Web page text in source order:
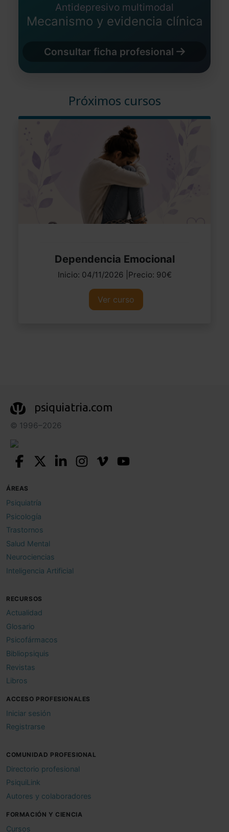
Antidepresivo multimodal
Mecanismo y evidencia clínica
Consultar ficha profesional
Próximos cursos
Dependencia Emocional
Inicio: 04/11/2026 |Precio: 90€
Ver curso
psiquiatria.com
© 1996–2026
ÁREAS
Psiquiatría
Psicología
Trastornos
Salud Mental
Neurociencias
Inteligencia Artificial
RECURSOS
Actualidad
Glosario
Psicofármacos
Bibliopsiquis
Revistas
Libros
ACCESO PROFESIONALES
Iniciar sesión
Registrarse
COMUNIDAD PROFESIONAL
Directorio profesional
PsiquiLink
Autores y colaboradores
FORMACIÓN Y CIENCIA
Cursos